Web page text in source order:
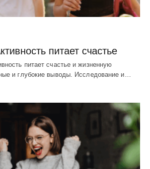
питает счастье
питает счастье и жизненную
и глубокие выводы. Исследование и…